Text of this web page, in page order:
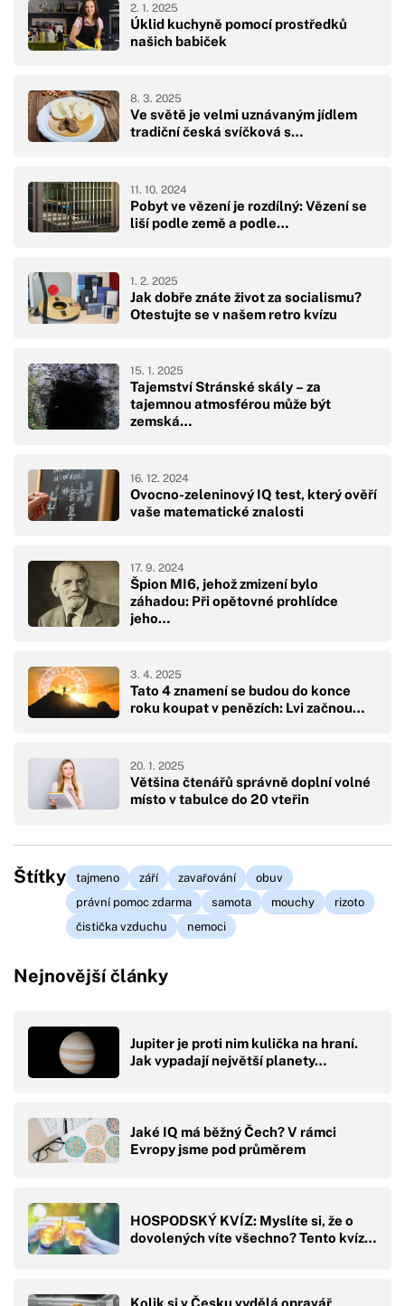
Úklid kuchyně pomocí prostředků
našich babiček
2. 1. 2025
Ve světě je velmi uznávaným jídlem
tradiční česká svíčková s…
8. 3. 2025
Pobyt ve vězení je rozdílný: Vězení se
liší podle země a podle…
11. 10. 2024
Jak dobře znáte život za socialismu?
Otestujte se v našem retro kvízu
1. 2. 2025
Tajemství Stránské skály – za
tajemnou atmosférou může být
zemská…
15. 1. 2025
Ovocno-zeleninový IQ test, který ověří
vaše matematické znalosti
16. 12. 2024
Špion MI6, jehož zmizení bylo
záhadou: Při opětovné prohlídce
jeho…
17. 9. 2024
Tato 4 znamení se budou do konce
roku koupat v penězích: Lvi začnou…
3. 4. 2025
Většina čtenářů správně doplní volné
místo v tabulce do 20 vteřin
20. 1. 2025
Štítky tajmeno září zavařování
obuv
právní pomoc zdarma
samota mouchy
rizoto
čistička vzduchu
nemoci
Nejnovější články
Jupiter je proti nim kulička na hraní.
Jak vypadají největší planety…
Jaké IQ má běžný Čech? V rámci
Evropy jsme pod průměrem
HOSPODSKÝ KVÍZ: Myslíte si, že o
dovolených víte všechno? Tento kvíz…